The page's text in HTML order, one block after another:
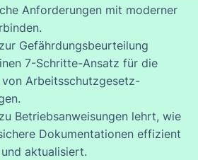
Anforderungen mit moderner
Gefährdungsbeurteilung
7-Schritte-Ansatz für die
Arbeitsschutzgesetz-
Betriebsanweisungen lehrt, wie
Dokumentationen effizient
aktualisiert.